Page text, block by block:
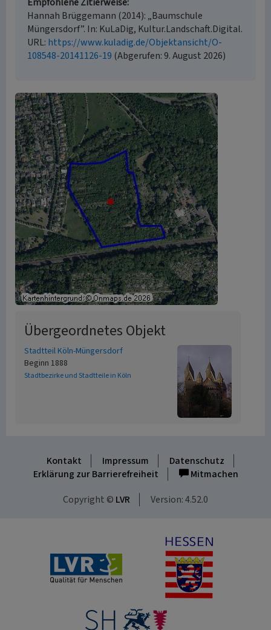
Hannah Brüggemann (2014): „Baumschule
Müngersdorf”. In: KuLaDig, Kultur.Landschaft.Digital.
URL: https://www.kuladig.de/Objektansicht/O-
108548-20141126-19 (Abgerufen: 9. August 2026)
Übergeordnetes Objekt
Stadtteil Köln-Müngersdorf
Beginn 1888
Stadtbezirke und Stadtteile in Köln
Kontakt Impressum
Datenschutz
Erklärung zur Barrierefreiheit
Mitmachen
Copyright © LVR Version: 4.52.0